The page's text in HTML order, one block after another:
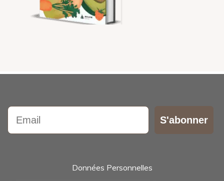
Email
S'abonner
Données Personnelles